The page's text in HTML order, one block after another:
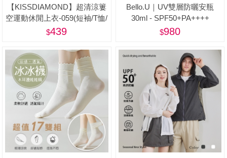
【KISSDIAMOND】超清涼簍
空運動休閒上衣-059(短袖/T恤/
吸濕/排汗/修身/顯瘦/4色S-L)
439
Bello.U｜UV雙層防曬安瓶
30ml - SPF50+PA++++
980